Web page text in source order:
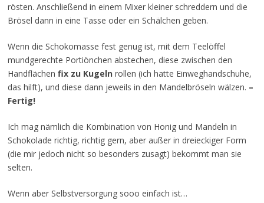
rösten. Anschließend in einem Mixer kleiner schreddern und die
Brösel dann in eine Tasse oder ein Schälchen geben.
Wenn die Schokomasse fest genug ist, mit dem Teelöffel
mundgerechte Portiönchen abstechen, diese zwischen den
Handflächen fix zu Kugelnrollen (ich hatte Einweghandschuhe,
das hilft), und diese dann jeweils in den Mandelbröseln wälzen. –
Fertig!
Ich mag nämlich die Kombination von Honig und Mandeln in
Schokolade richtig, richtig gern, aber außer in dreieckiger Form
(die mir jedoch nicht so besonders zusagt) bekommt man sie
selten.
Wenn aber Selbstversorgung sooo einfach ist…